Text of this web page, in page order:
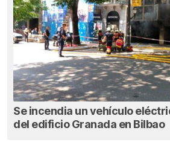
Se incendia un vehículo
del edificio Granada en Bilbao